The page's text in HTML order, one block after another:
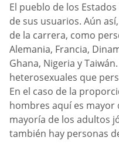
El pueblo de los
de sus usuarios. Aún
de la carrera, como
Alemania, Francia,
Ghana, Nigeria y
heterosexuales que
En el caso de la
hombres aquí es mayor
mayoría de los adultos
también hay personas